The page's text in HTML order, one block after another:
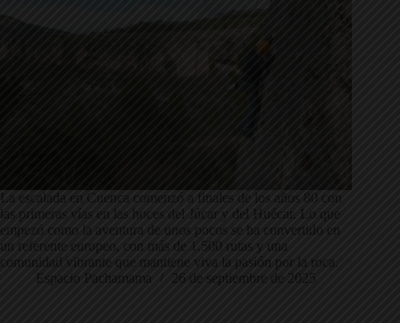
La escalada en Cuenca comenzó a finales de los años 80 con
las primeras vías en las hoces del Júcar y del Huécar. Lo que
empezó como la aventura de unos pocos se ha convertido en
un referente europeo, con más de 1.500 rutas y una
comunidad vibrante que mantiene viva la pasión por la roca.
Espacio Pachamama
26 de septiembre de 2025